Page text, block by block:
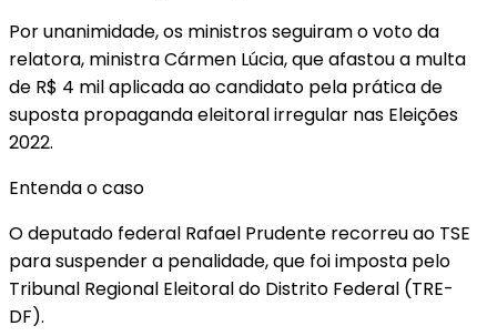
Por unanimidade, os ministros seguiram o voto da
relatora, ministra Cármen Lúcia, que afastou a multa
de R$ 4 mil aplicada ao candidato pela prática de
suposta propaganda eleitoral irregular nas Eleições
2022.
Entenda o caso
O deputado federal Rafael Prudente recorreu ao TSE
para suspender a penalidade, que foi imposta pelo
Tribunal Regional Eleitoral do Distrito Federal (TRE-
DF).